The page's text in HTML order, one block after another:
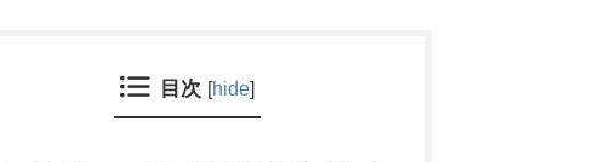
目次 [hide]